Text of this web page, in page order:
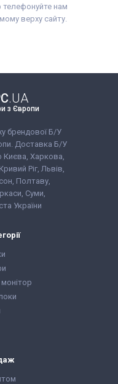
телефонуйте нам
верху сайту.
.UA
з Європи
брендової Б/У
Доставка Б/У
Києва, Харкова,
Ріг, Львів,
Полтаву,
Суми,
України